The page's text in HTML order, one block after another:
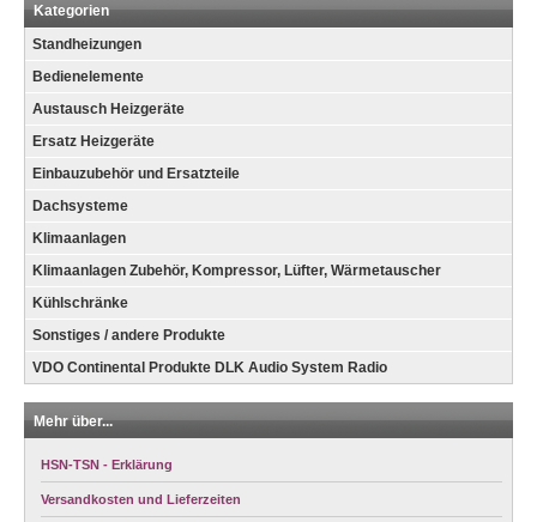
Kategorien
Standheizungen
Bedienelemente
Austausch Heizgeräte
Ersatz Heizgeräte
Einbauzubehör und Ersatzteile
Dachsysteme
Klimaanlagen
Klimaanlagen Zubehör, Kompressor, Lüfter, Wärmetauscher
Kühlschränke
Sonstiges / andere Produkte
VDO Continental Produkte DLK Audio System Radio
Mehr über...
HSN-TSN - Erklärung
Versandkosten und Lieferzeiten